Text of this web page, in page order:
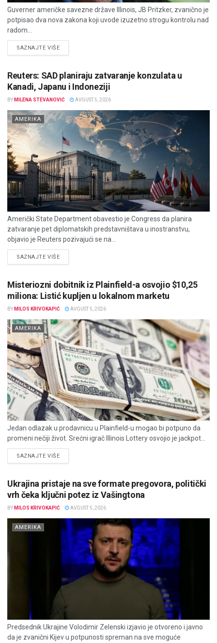
Guverner američke savezne države Illinois, JB Pritzker, zvanično je
potpisao dva nova zakona koji uvode izuzetno strogu kontrolu nad
radom...
SAZNAJTE VIŠEDETAILS
Reuters: SAD planiraju zatvaranje konzulata u
Kanadi, Japanu i Indoneziji
BY MILENA STEVANOVIĆ AVGUST 5, 2026
AMERIKA
Američki State Department obavestio je Congress da planira
zatvaranje pet diplomatskih predstavništava u inostranstvu,
objavio je Reuters pozivajući se na...
SAZNAJTE VIŠEDETAILS
Misteriozni dobitnik iz Plainfield-a osvojio $10,25
miliona: Listić kupljen u lokalnom marketu
BY MILOS KRIVOKAPIĆ AVGUST 5, 2026
AMERIKA
Jedan odlazak u prodavnicu u Plainfield-u mogao bi potpuno da
promeni nečiji život. Srećni igrač Illinois Lottery osvojio je jackpot...
SAZNAJTE VIŠEDETAILS
Ukrajina pristaje na sve formate pregovora, politički
vrh čeka ključni potez iz Vašingtona
BY MILOS KRIVOKAPIĆ AVGUST 5, 2026
AMERIKA
Predsednik Ukrajine Volodimir Zelenski izjavio je otvoreno i javno
da je zvanični Kijev u potpunosti spreman na sve moguće